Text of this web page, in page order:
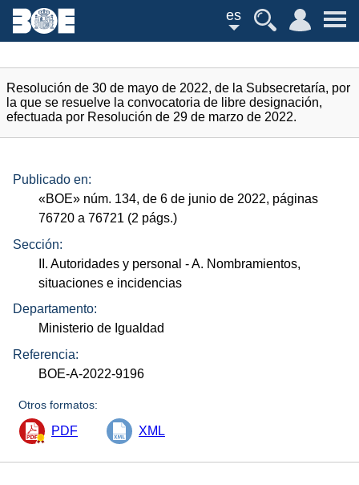
es
Resolución de 30 de mayo de 2022, de la Subsecretaría, por
la que se resuelve la convocatoria de libre designación,
efectuada por Resolución de 29 de marzo de 2022.
Publicado en:
«BOE» núm. 134, de 6 de junio de 2022, páginas
76720 a 76721 (2 págs.)
Sección:
II. Autoridades y personal - A. Nombramientos,
situaciones e incidencias
Departamento:
Ministerio de Igualdad
Referencia:
BOE-A-2022-9196
Otros formatos:
PDF XML